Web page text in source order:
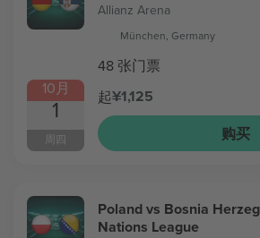
10月
1
周四
Allianz Arena
München, Germany
48 张门票
起¥1,125
购买
Poland vs Bosnia
Nations League